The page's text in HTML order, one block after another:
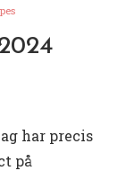
har precis
på